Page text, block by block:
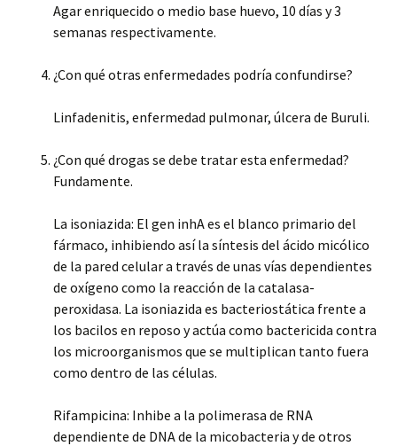
Agar enriquecido o medio base huevo, 10 días y 3
semanas respectivamente.
¿Con qué otras enfermedades podría confundirse?
Linfadenitis, enfermedad pulmonar, úlcera de Buruli.
¿Con qué drogas se debe tratar esta enfermedad?
Fundamente.
La isoniazida: El gen inhA es el blanco primario del
fármaco, inhibiendo así la síntesis del ácido micólico
de la pared celular a través de unas vías dependientes
de oxígeno como la reacción de la catalasa-
peroxidasa. La isoniazida es bacteriostática frente a
los bacilos en reposo y actúa como bactericida contra
los microorganismos que se multiplican tanto fuera
como dentro de las células.
Rifampicina: Inhibe a la polimerasa de RNA
dependiente de DNA de la micobacteria y de otros